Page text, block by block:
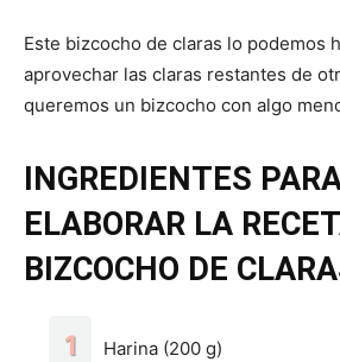
Este bizcocho de claras lo podemos
aprovechar las claras restantes de
queremos un bizcocho con algo
INGREDIENTES
ELABORAR LA
BIZCOCHO DE
Harina (200 g)